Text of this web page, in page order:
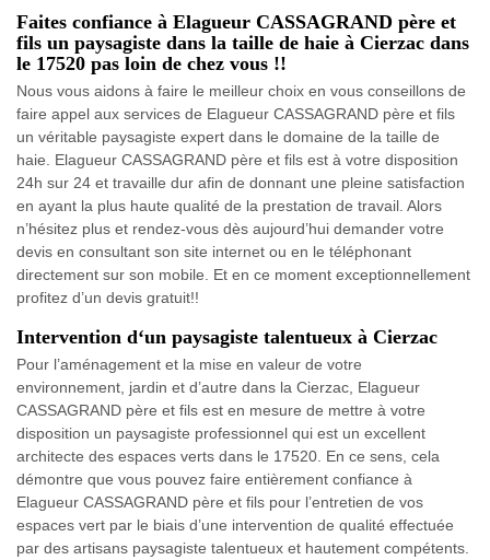
Faites confiance à Elagueur CASSAGRAND père et
fils un paysagiste dans la taille de haie à Cierzac dans
le 17520 pas loin de chez vous !!
Nous vous aidons à faire le meilleur choix en vous conseillons de
faire appel aux services de Elagueur CASSAGRAND père et fils
un véritable paysagiste expert dans le domaine de la taille de
haie. Elagueur CASSAGRAND père et fils est à votre disposition
24h sur 24 et travaille dur afin de donnant une pleine satisfaction
en ayant la plus haute qualité de la prestation de travail. Alors
n’hésitez plus et rendez-vous dès aujourd’hui demander votre
devis en consultant son site internet ou en le téléphonant
directement sur son mobile. Et en ce moment exceptionnellement
profitez d’un devis gratuit!!
Intervention d‘un paysagiste talentueux à Cierzac
Pour l’aménagement et la mise en valeur de votre
environnement, jardin et d’autre dans la Cierzac, Elagueur
CASSAGRAND père et fils est en mesure de mettre à votre
disposition un paysagiste professionnel qui est un excellent
architecte des espaces verts dans le 17520. En ce sens, cela
démontre que vous pouvez faire entièrement confiance à
Elagueur CASSAGRAND père et fils pour l’entretien de vos
espaces vert par le biais d’une intervention de qualité effectuée
par des artisans paysagiste talentueux et hautement compétents.